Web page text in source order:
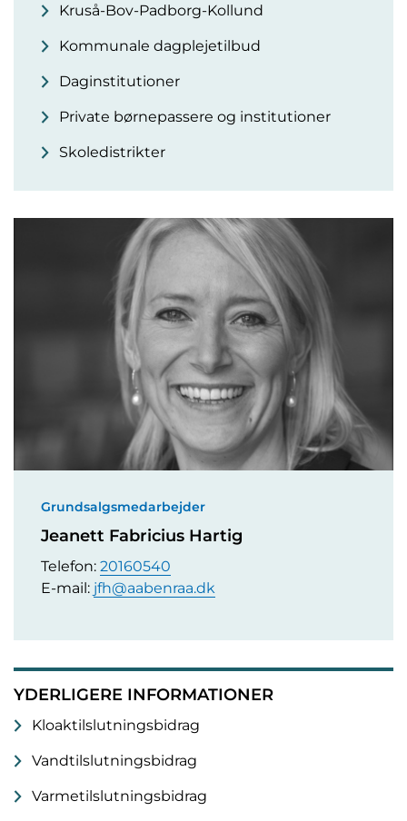
Kruså-Bov-Padborg-Kollund
Kommunale dagplejetilbud
Daginstitutioner
Private børnepassere og institutioner
Skoledistrikter
Grundsalgsmedarbejder
Jeanett Fabricius Hartig
Telefon: 20160540
E-mail: jfh@aabenraa.dk
YDERLIGERE INFORMATIONER
Kloaktilslutningsbidrag
Vandtilslutningsbidrag
Varmetilslutningsbidrag